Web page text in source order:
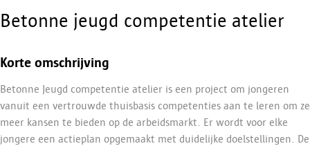
Betonne jeugd competentie atelier
Korte omschrijving
Betonne Jeugd competentie atelier is een project om jongeren
vanuit een vertrouwde thuisbasis competenties aan te leren om ze
meer kansen te bieden op de arbeidsmarkt. Er wordt voor elke
jongere een actieplan opgemaakt met duidelijke doelstellingen. De